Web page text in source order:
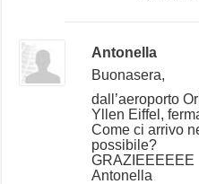
Antonella
Buonasera,
dall’aeroporto
Yllen Eiffel,
Come ci arrivo
possibile?
GRAZIEEEEEE
Antonella